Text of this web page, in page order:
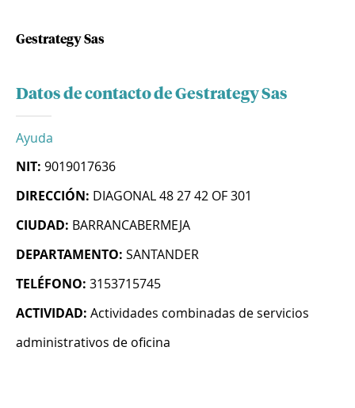
Gestrategy Sas
Datos de contacto de Gestrategy Sas
Ayuda
NIT: 9019017636
DIRECCIÓN: DIAGONAL 48 27 42 OF 301
CIUDAD: BARRANCABERMEJA
DEPARTAMENTO: SANTANDER
TELÉFONO: 3153715745
ACTIVIDAD: Actividades combinadas de servicios
administrativos de oficina